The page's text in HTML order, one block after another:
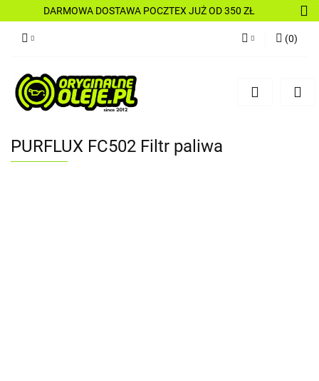
DARMOWA DOSTAWA POCZTEX JUŻ OD 350 ZŁ
Zarejestruj się
(0)
PURFLUX FC502 Filtr paliwa